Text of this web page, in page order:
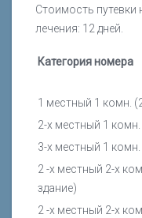
Стоимость путевки
лечения: 12 дней.
Категория номера
1 местный 1 комн.
2-х местный 1 комн.
3-х местный 1 комн.
2 -х местный 2-х
здание)
2 -х местный 2-х